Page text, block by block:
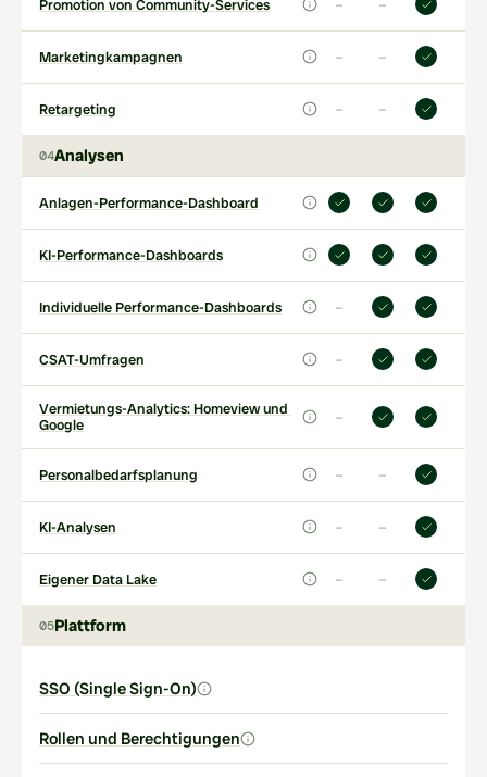
Promotion von Community-Services
Marketingkampagnen – –
Retargeting – –
04Analysen
Anlagen-Performance-Dashboard
KI-Performance-Dashboards
Individuelle Performance-Dashboards –
CSAT-Umfragen –
Vermietungs-Analytics: Homeview und
Google
–
Personalbedarfsplanung – –
KI-Analysen – –
Eigener Data Lake – –
05Plattform
SSO (Single Sign-On)
Rollen und Berechtigungen